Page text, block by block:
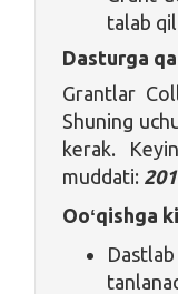
talab
Dasturga
Grantlar
Shuning
kerak.
muddati:
Ooʻqishga